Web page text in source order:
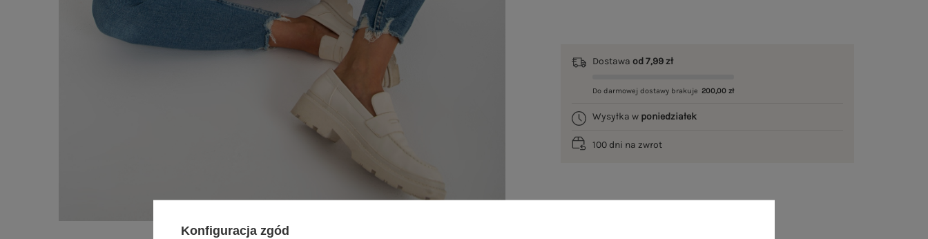
Dostawaod 7,99 zł
Do darmowej dostawy brakuje 200,00 zł
Wysyłka w poniedziałek
100 dni na zwrot
Konfiguracja zgód